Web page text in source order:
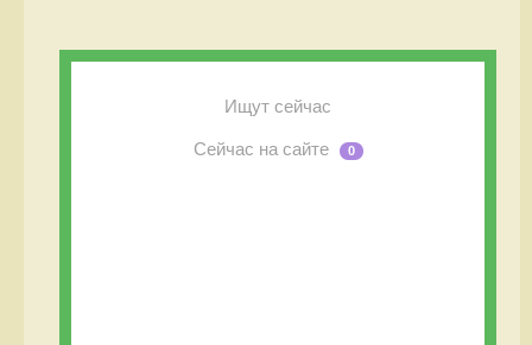
Ищут сейчас
Сейчас на сайте 0